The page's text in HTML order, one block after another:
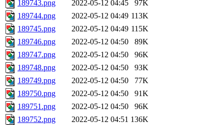
189743.png 2022-05-12 04:45
97K
189744.png
2022-05-12 04:49 113K
189745.png
2022-05-12 04:49 115K
189746.png
2022-05-12 04:50
89K
189747.png
2022-05-12 04:50
96K
189748.png
2022-05-12 04:50
93K
189749.png
2022-05-12 04:50
77K
189750.png
2022-05-12 04:50
91K
189751.png
2022-05-12 04:50
96K
189752.png
2022-05-12 04:51 136K